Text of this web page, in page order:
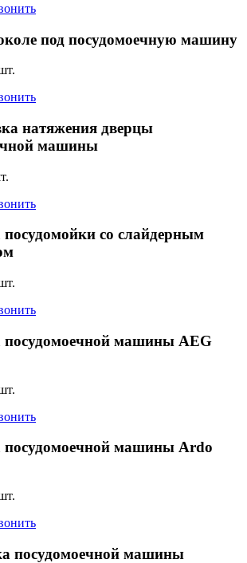
под посудомоечную машину
натяжения дверцы
машины
посудомойки со слайдерным
посудомоечной машины AEG
посудомоечной машины Ardo
посудомоечной машины